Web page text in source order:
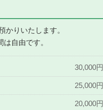
かりいたします。
自由です。
30,000円
25,000円
20,000円